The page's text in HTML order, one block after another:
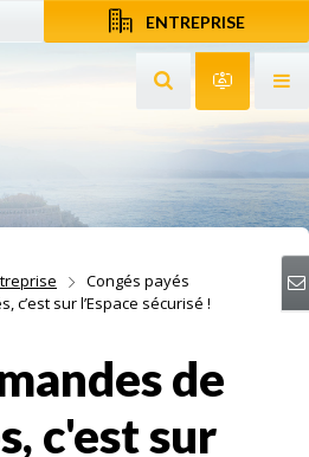
ENTREPRISE
Rechercher sur
Congés payés
c’est sur l’Espace sécurisé !
de
c'est sur